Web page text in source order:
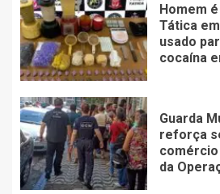
Homem
Tática
usado
cocaína
Guarda
reforça
da